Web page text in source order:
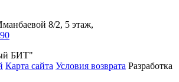
8/2, 5 этаж,
БИТ"
Карта сайта Условия возврата Разработка